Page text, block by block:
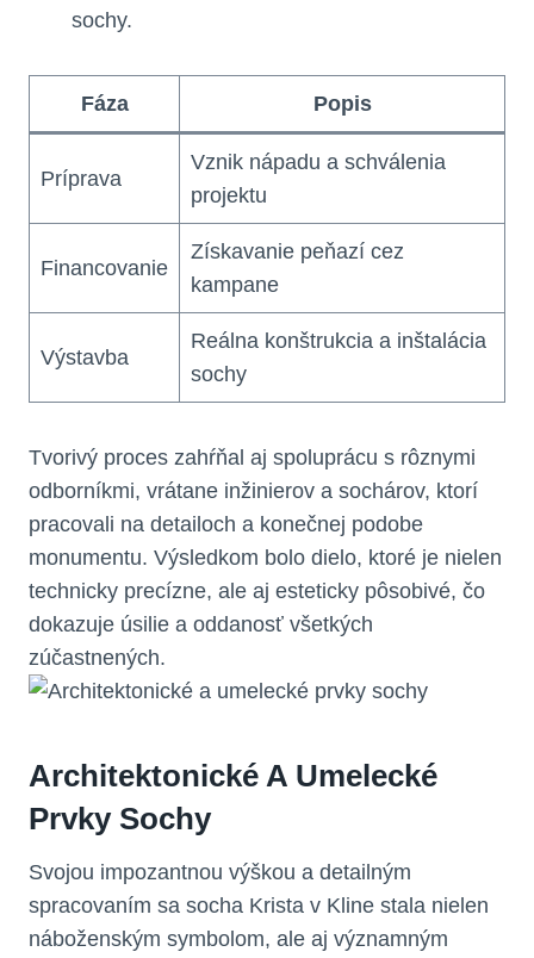
sochy.
Fáza Popis
Príprava
Vznik nápadu a schválenia
projektu
Financovanie
Získavanie peňazí cez
kampane
Výstavba
Reálna konštrukcia a inštalácia
sochy
Tvorivý proces zahŕňal aj spoluprácu s rôznymi
odborníkmi, vrátane inžinierov a sochárov, ktorí
pracovali na detailoch a konečnej podobe
monumentu. Výsledkom bolo dielo, ktoré je nielen
technicky precízne, ale aj esteticky pôsobivé, čo
dokazuje úsilie a oddanosť všetkých
zúčastnených.
Architektonické A Umelecké
Prvky Sochy
Svojou impozantnou výškou a detailným
spracovaním sa socha Krista v Kline stala nielen
náboženským symbolom, ale aj významným